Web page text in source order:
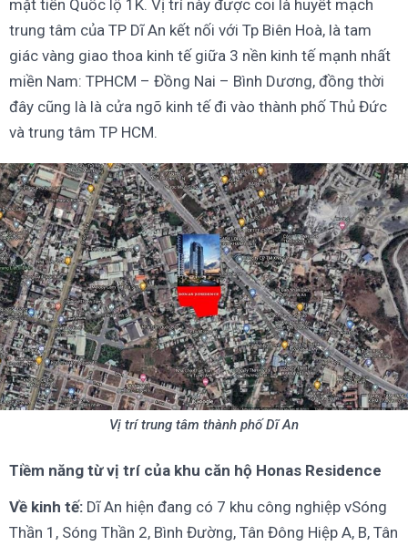
mặt tiền Quốc lộ 1K. Vị trí này được coi là huyết mạch
trung tâm của TP Dĩ An kết nối với Tp Biên Hoà, là tam
giác vàng giao thoa kinh tế giữa 3 nền kinh tế mạnh nhất
miền Nam: TPHCM – Đồng Nai – Bình Dương, đồng thời
đây cũng là là cửa ngõ kinh tế đi vào thành phố Thủ Đức
và trung tâm TP HCM.
Vị trí trung tâm thành phố Dĩ An
Tiềm năng từ vị trí của khu căn hộ Honas Residence
Về kinh tế: Dĩ An hiện đang có 7 khu công nghiệp vSóng
Thần 1, Sóng Thần 2, Bình Đường, Tân Đông Hiệp A, B, Tân